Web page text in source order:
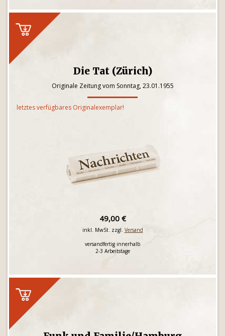
Die Tat (Zürich)
Originale Zeitung vom Sonntag, 23.01.1955
letztes verfügbares Originalexemplar!
49,00 €
inkl. MwSt. zzgl. Versand
versandfertig innerhalb
2-3 Arbeitstage